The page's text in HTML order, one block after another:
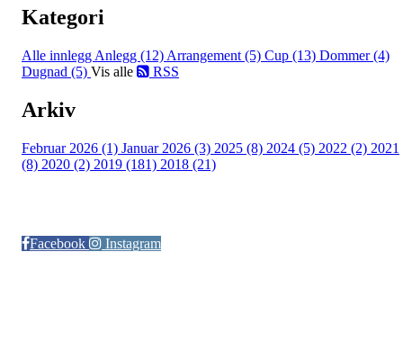
Kategori
Alle innlegg Anlegg (12) Arrangement (5) Cup (13) Dommer (4)
Dugnad (5) Vis alle RSS
Arkiv
Februar 2026 (1) Januar 2026 (3) 2025 (8) 2024 (5) 2022 (2) 2021
(8) 2020 (2) 2019 (181) 2018 (21)
Facebook
Instagram